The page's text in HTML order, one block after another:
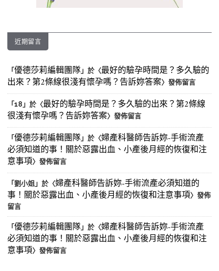
近期留言
「優德莎莉編輯團隊」於〈最好的驗孕時間是？多久驗的
出來？第2條線很淺有懷孕嗎？告訴妳答案〉發佈留言
「18 」於〈最好的驗孕時間是？多久驗的出來？第2條線
很淺有懷孕嗎？告訴妳答案〉發佈留言
「優德莎莉編輯團隊」於〈婦產科醫師告訴妳-手術流產
必須知道的事！關於惡露出血、小產後月經的恢復和注
意事項〉發佈留言
「劉小姐 」於〈婦產科醫師告訴妳-手術流產必須知道的
事！關於惡露出血、小產後月經的恢復和注意事項〉發佈
留言
「優德莎莉編輯團隊」於〈婦產科醫師告訴妳-手術流產
必須知道的事！關於惡露出血、小產後月經的恢復和注
意事項〉發佈留言